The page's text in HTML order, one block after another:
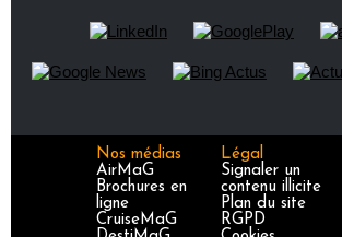
Nos médias
AirMaG
Brochures en
ligne
CruiseMaG
Légal
Signaler un
contenu illicite
Plan du site
RGPD